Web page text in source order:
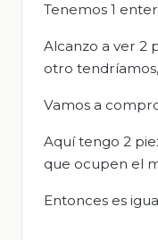
Tenemos 1
Alcanzo a ver 2
otro
Vamos a
Aquí tengo 2
que ocupen el
Entonces es